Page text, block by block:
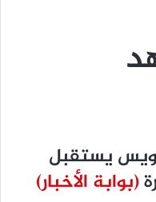
يستقبل
(بوابة الأخبار)